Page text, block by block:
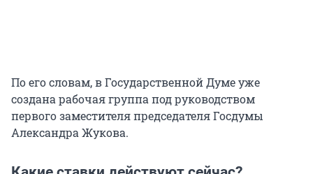
По его словам, в Государственной Думе уже
создана рабочая группа под руководством
первого заместителя председателя Госдумы
Александра Жукова.